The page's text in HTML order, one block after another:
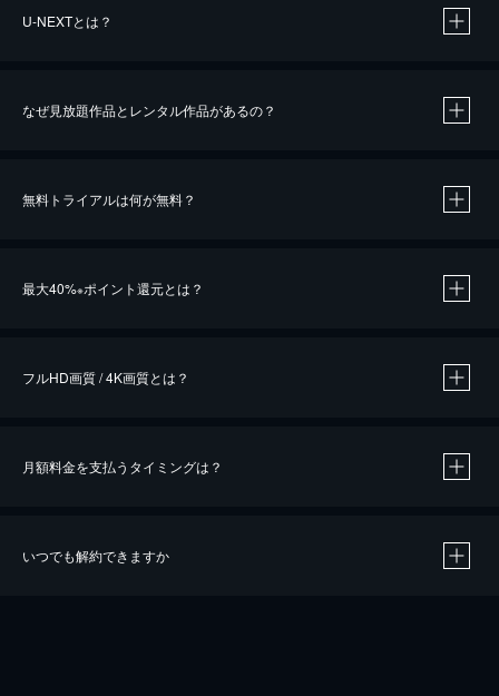
U-NEXTとは？
なぜ見放題作品とレンタル作品があるの？
無料トライアルは何が無料？
最大40%※ポイント還元とは？
※40％ポイント還元の対象は、クレジットカード決済による作品の購入 / レンタルです。
iOSアプリのUコイン決済による作品の購入 / レンタルは、20％のポイント還元です。
フルHD画質 / 4K画質とは？
月額料金を支払うタイミングは？
いつでも解約できますか